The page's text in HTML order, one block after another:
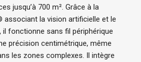
jusqu’à 700 m². Grâce à la
associant la vision artificielle et le
il fonctionne sans fil périphérique
précision centimétrique, même
les zones complexes. Il intègre